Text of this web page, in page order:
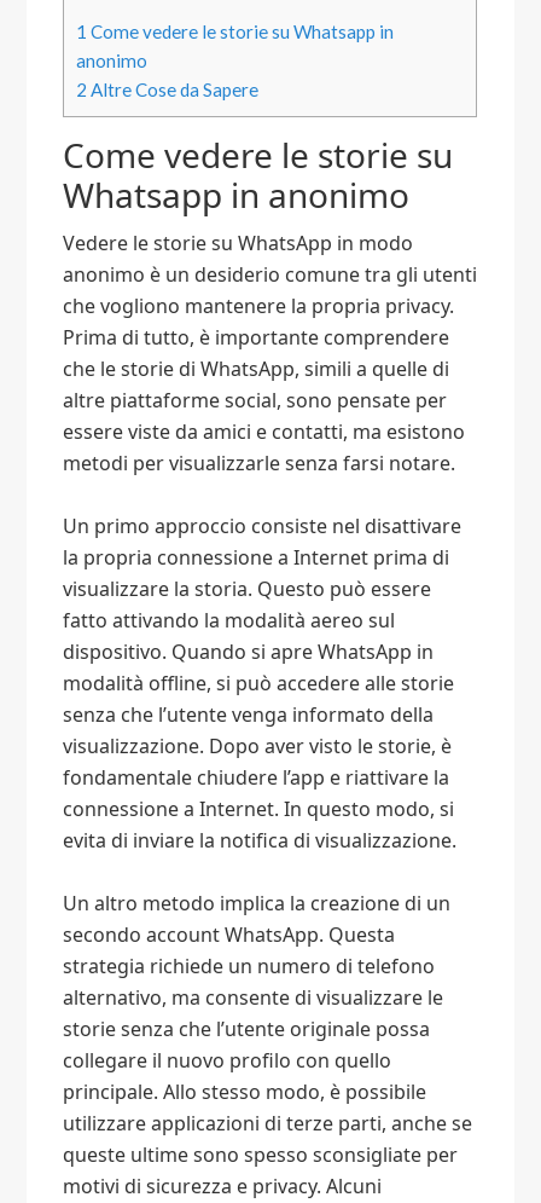
1 Come vedere le storie su Whatsapp in
anonimo​
2 Altre Cose da Sapere
Come vedere le storie su
Whatsapp in anonimo​
Vedere le storie su WhatsApp in modo
anonimo è un desiderio comune tra gli utenti
che vogliono mantenere la propria privacy.
Prima di tutto, è importante comprendere
che le storie di WhatsApp, simili a quelle di
altre piattaforme social, sono pensate per
essere viste da amici e contatti, ma esistono
metodi per visualizzarle senza farsi notare.
Un primo approccio consiste nel disattivare
la propria connessione a Internet prima di
visualizzare la storia. Questo può essere
fatto attivando la modalità aereo sul
dispositivo. Quando si apre WhatsApp in
modalità offline, si può accedere alle storie
senza che l’utente venga informato della
visualizzazione. Dopo aver visto le storie, è
fondamentale chiudere l’app e riattivare la
connessione a Internet. In questo modo, si
evita di inviare la notifica di visualizzazione.
Un altro metodo implica la creazione di un
secondo account WhatsApp. Questa
strategia richiede un numero di telefono
alternativo, ma consente di visualizzare le
storie senza che l’utente originale possa
collegare il nuovo profilo con quello
principale. Allo stesso modo, è possibile
utilizzare applicazioni di terze parti, anche se
queste ultime sono spesso sconsigliate per
motivi di sicurezza e privacy. Alcuni